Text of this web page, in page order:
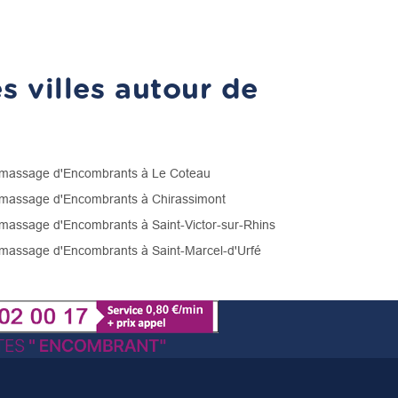
villes autour de
d'Encombrants à Le Coteau
d'Encombrants à Chirassimont
d'Encombrants à Saint-Victor-sur-Rhins
d'Encombrants à Saint-Marcel-d'Urfé